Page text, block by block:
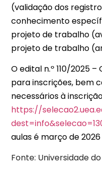
(validação dos
conhecimento
projeto de trabalho
projeto de trabalho
O edital n.º 110/2025 –
para inscrições, bem
necessários à
https://
aulas é março de 2026
Fonte: Universidade